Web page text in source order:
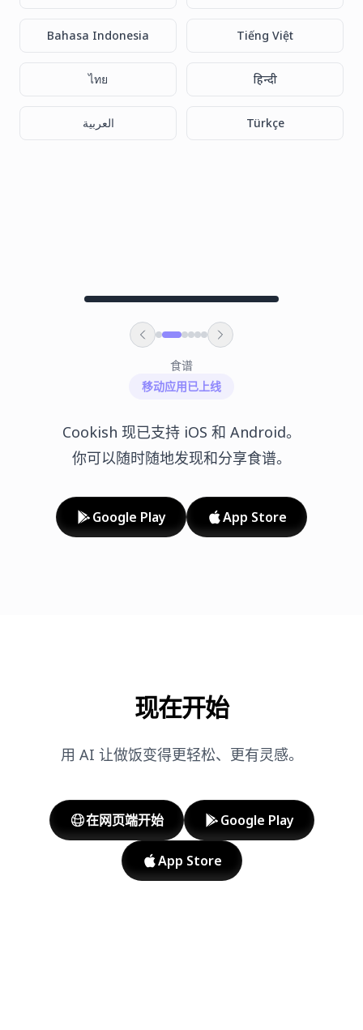
Bahasa Indonesia Tiếng Việt
ไทย हिन्दी
العربية Türkçe
食谱
移动应用已上线
Cookish 现已支持 iOS 和 Android。
你可以随时随地发现和分享食谱。
Google Play App Store
现在开始
用 AI 让做饭变得更轻松、更有灵感。
在网页端开始 Google Play
App Store